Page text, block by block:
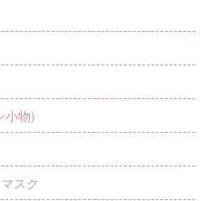
小物)
スク